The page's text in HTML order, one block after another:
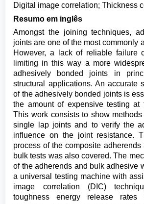
Digital image correlation; Thickness
Resumo em inglês
Amongst the joining techniques,
joints are one of the most commonly
However, a lack of reliable failure
limiting in this way a more
adhesively bonded joints in
structural applications. An accurate
of the adhesively bonded joints is
the amount of expensive testing at
This work consists to show
single lap joints and to verify the
influence on the joint resistance.
process of the composite
bulk tests was also covered. The
of the adherends and bulk adhesive
a universal testing machine with
image correlation (DIC)
toughness energy release rates